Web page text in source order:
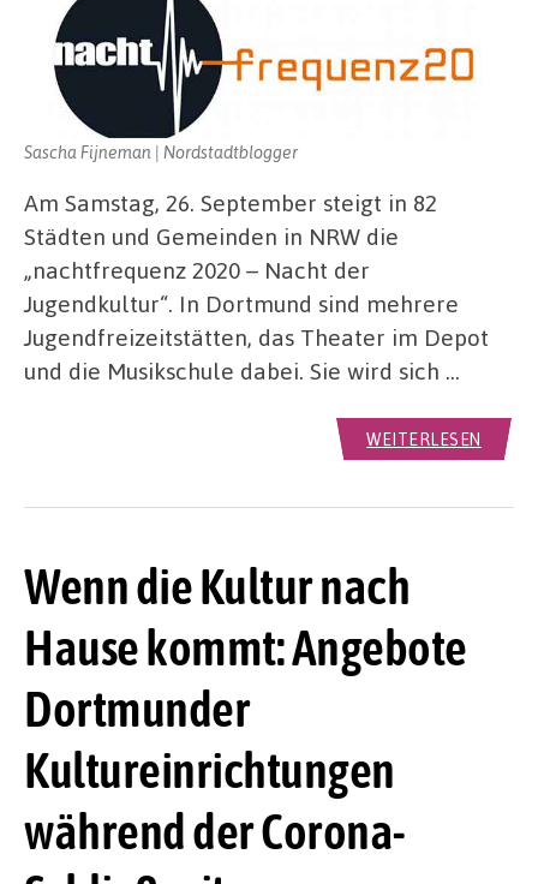
Sascha Fijneman | Nordstadtblogger
Am Samstag, 26. September steigt in 82
Städten und Gemeinden in NRW die
„nachtfrequenz 2020 – Nacht der
Jugendkultur“. In Dortmund sind mehrere
Jugendfreizeitstätten, das Theater im Depot
und die Musikschule dabei. Sie wird sich …
WEITERLESEN
Wenn die Kultur nach
Hause kommt: Angebote
Dortmunder
Kultureinrichtungen
während der Corona-